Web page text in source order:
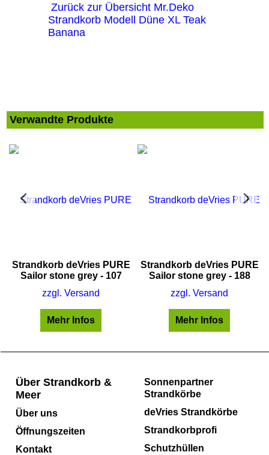
Zurück zur Übersicht Mr.Deko
Strandkorb Modell Düne XL Teak
Banana
Verwandte Produkte
Strandkorb deVries PURE
Sailor stone grey - 107
zzgl. Versand
Mehr Infos
Strandkorb deVries PURE
Sailor stone grey - 188
zzgl. Versand
Mehr Infos
Sonnenpartner
Strandkörbe
deVries Strandkörbe
Strandkorbprofi
Schutzhüllen
Über Strandkorb &
Meer
Über uns
Öffnungszeiten
Kontakt